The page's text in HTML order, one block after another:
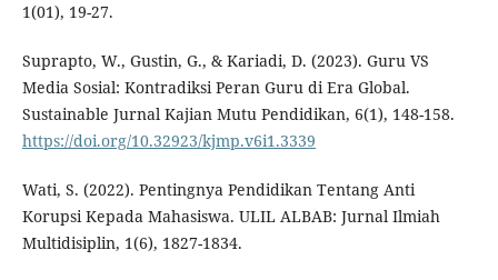
1(01), 19-27.
Suprapto, W., Gustin, G., & Kariadi, D. (2023). Guru VS
Media Sosial: Kontradiksi Peran Guru di Era Global.
Sustainable Jurnal Kajian Mutu Pendidikan, 6(1), 148-158.
https://doi.org/10.32923/kjmp.v6i1.3339
Wati, S. (2022). Pentingnya Pendidikan Tentang Anti
Korupsi Kepada Mahasiswa. ULIL ALBAB: Jurnal Ilmiah
Multidisiplin, 1(6), 1827-1834.